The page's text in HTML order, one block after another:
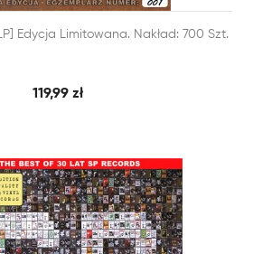
SZYBKI PODGLĄD
Edycja Limitowana. Nakład: 700 Szt.
119,99 zł